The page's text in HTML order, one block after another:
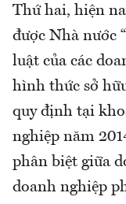
Thứ hai, hiện
được Nhà nước
luật của các
hình thức sở
quy định tại
nghiệp năm
phân biệt giữa
doanh nghiệp